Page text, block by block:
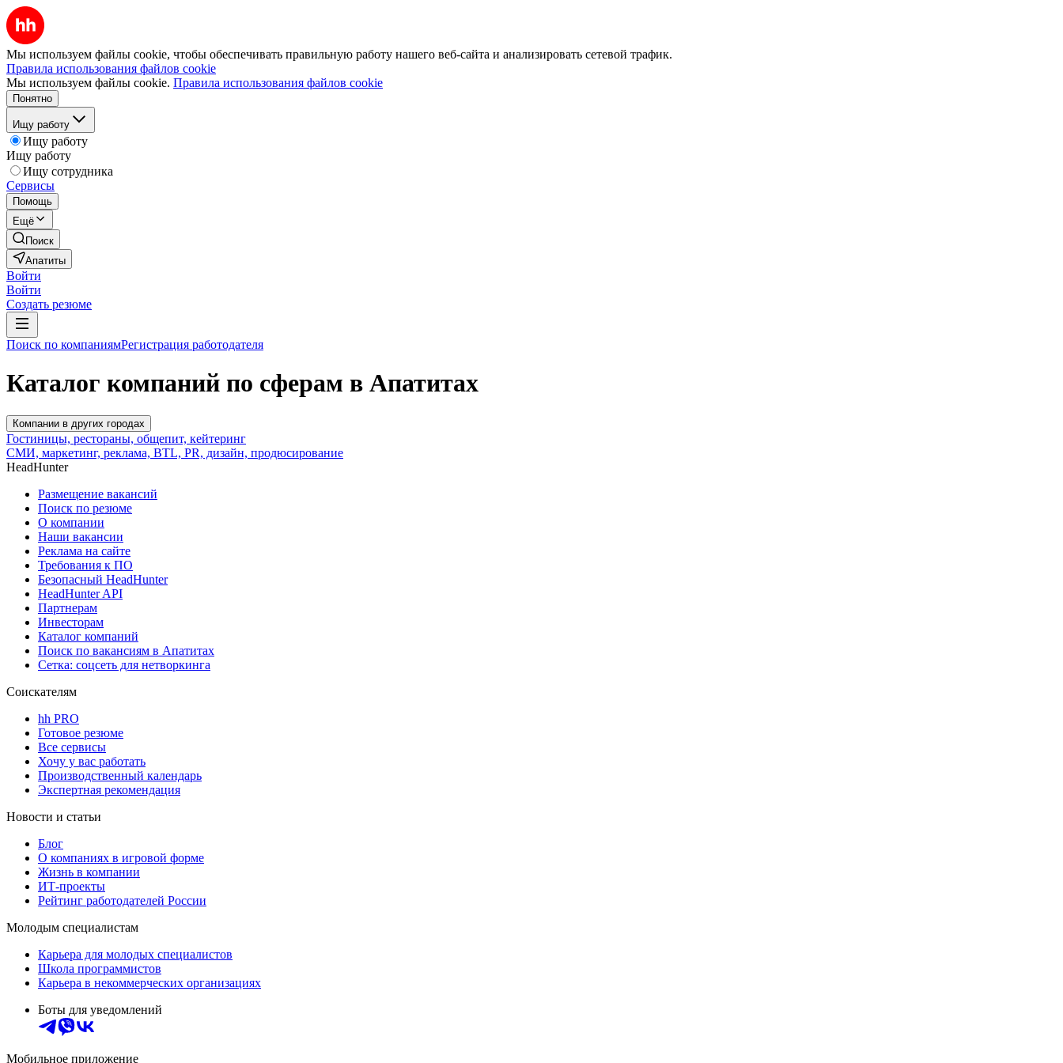
Мы используем файлы cookie, чтобы обеспечивать правильную работу нашего веб-сайта и анализировать сетевой трафик.
Правила использования файлов cookie
Мы используем файлы cookie. Правила использования файлов cookie
Понятно
Ищу работу
Ищу работу
Ищу работу
Ищу сотрудника
Сервисы
Помощь
Ещё
Поиск
Апатиты
Войти
Войти
Создать резюме
Поиск по компаниямРегистрация работодателя
Каталог компаний по сферам в Апатитах
Компании в других городах
Гостиницы, рестораны, общепит, кейтеринг
СМИ, маркетинг, реклама, BTL, PR, дизайн, продюсирование
HeadHunter
Размещение вакансий
Поиск по резюме
О компании
Наши вакансии
Реклама на сайте
Требования к ПО
Безопасный HeadHunter
HeadHunter API
Партнерам
Инвесторам
Каталог компаний
Поиск по вакансиям в Апатитах
Сетка: соцсеть для нетворкинга
Соискателям
hh PRO
Готовое резюме
Все сервисы
Хочу у вас работать
Производственный календарь
Экспертная рекомендация
Новости и статьи
Блог
О компаниях в игровой форме
Жизнь в компании
ИТ-проекты
Рейтинг работодателей России
Молодым специалистам
Карьера для молодых специалистов
Школа программистов
Карьера в некоммерческих организациях
Боты для уведомлений
Мобильное приложение